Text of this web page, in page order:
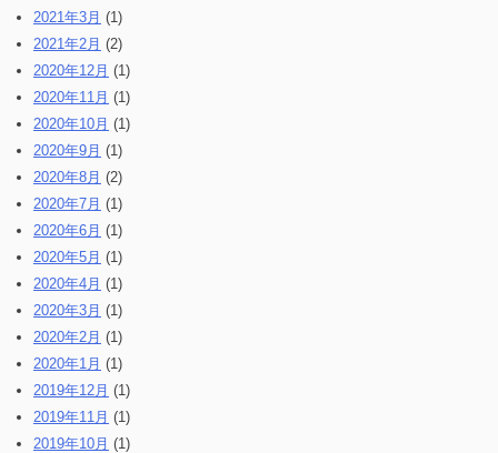
2021年3月 (1)
2021年2月 (2)
2020年12月 (1)
2020年11月 (1)
2020年10月 (1)
2020年9月 (1)
2020年8月 (2)
2020年7月 (1)
2020年6月 (1)
2020年5月 (1)
2020年4月 (1)
2020年3月 (1)
2020年2月 (1)
2020年1月 (1)
2019年12月 (1)
2019年11月 (1)
2019年10月 (1)